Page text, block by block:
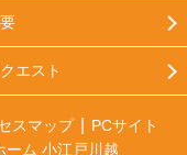
エスト
スマップ
PCサイト
ーム 小江戸川越